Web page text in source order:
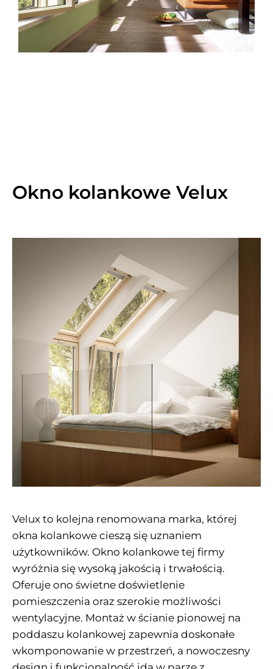
Okno kolankowe Velux
Velux to kolejna renomowana marka, której
okna kolankowe cieszą się uznaniem
użytkowników. Okno kolankowe tej firmy
wyróżnia się wysoką jakością i trwałością.
Oferuje ono świetne doświetlenie
pomieszczenia oraz szerokie możliwości
wentylacyjne. Montaż w ścianie pionowej na
poddaszu kolankowej zapewnia doskonałe
wkomponowanie w przestrzeń, a nowoczesny